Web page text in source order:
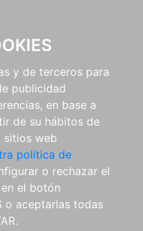
y de terceros para
publicidad
en base a
de su hábitos de
sitios web
política de
o rechazar el
el botón
o aceptarlas todas